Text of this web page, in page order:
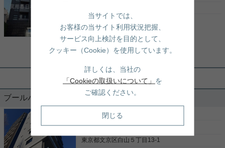
せくださいませ☆ ★お電話でのご相談もお気軽にど
うぞ★ 実用春日ホーム株式会社 茗荷谷店 TEL：
03-6902-5021
写真(9)
都営三田線「 千石 」駅 徒歩8分
丸ノ内線「茗荷谷 」駅 徒歩15分
都営三田線 「 白山 」駅 徒歩21分
実用春日ホーム 茗荷谷店 堀田枝里
2026年7月室内リノベーション済み☆
室内設備は整っております！ 2026年7月にリノベー
ブールバード白山 602
［賃貸マンション］
25万円
東京都文京区白山５丁目13-1
当サイトでは、
お客様の当サイト利用状況把握、
サービス向上検討を目的として、
クッキー（Cookie）を使用しています。
詳しくは、当社の
「Cookieの取扱いについて」 を
ご確認ください。
閉じる